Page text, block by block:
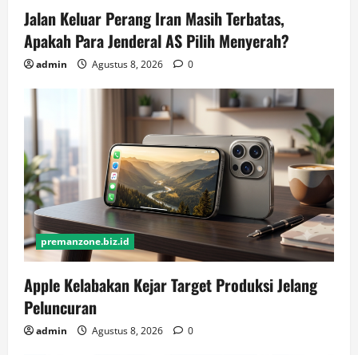
Jalan Keluar Perang Iran Masih Terbatas,
Apakah Para Jenderal AS Pilih Menyerah?
admin Agustus 8, 2026 0
premanzone.biz.id
Apple Kelabakan Kejar Target Produksi Jelang
Peluncuran
admin Agustus 8, 2026 0